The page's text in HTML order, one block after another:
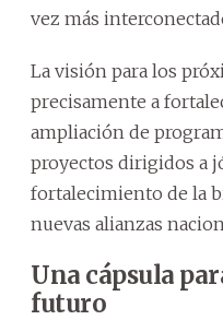
vez más
La visión para los
precisamente a
ampliación de
proyectos dirigidos a
fortalecimiento de la
nuevas alianzas
Una cápsula
futuro